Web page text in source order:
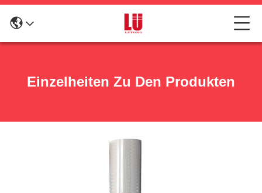
Einzelheiten Zu Den Produkten